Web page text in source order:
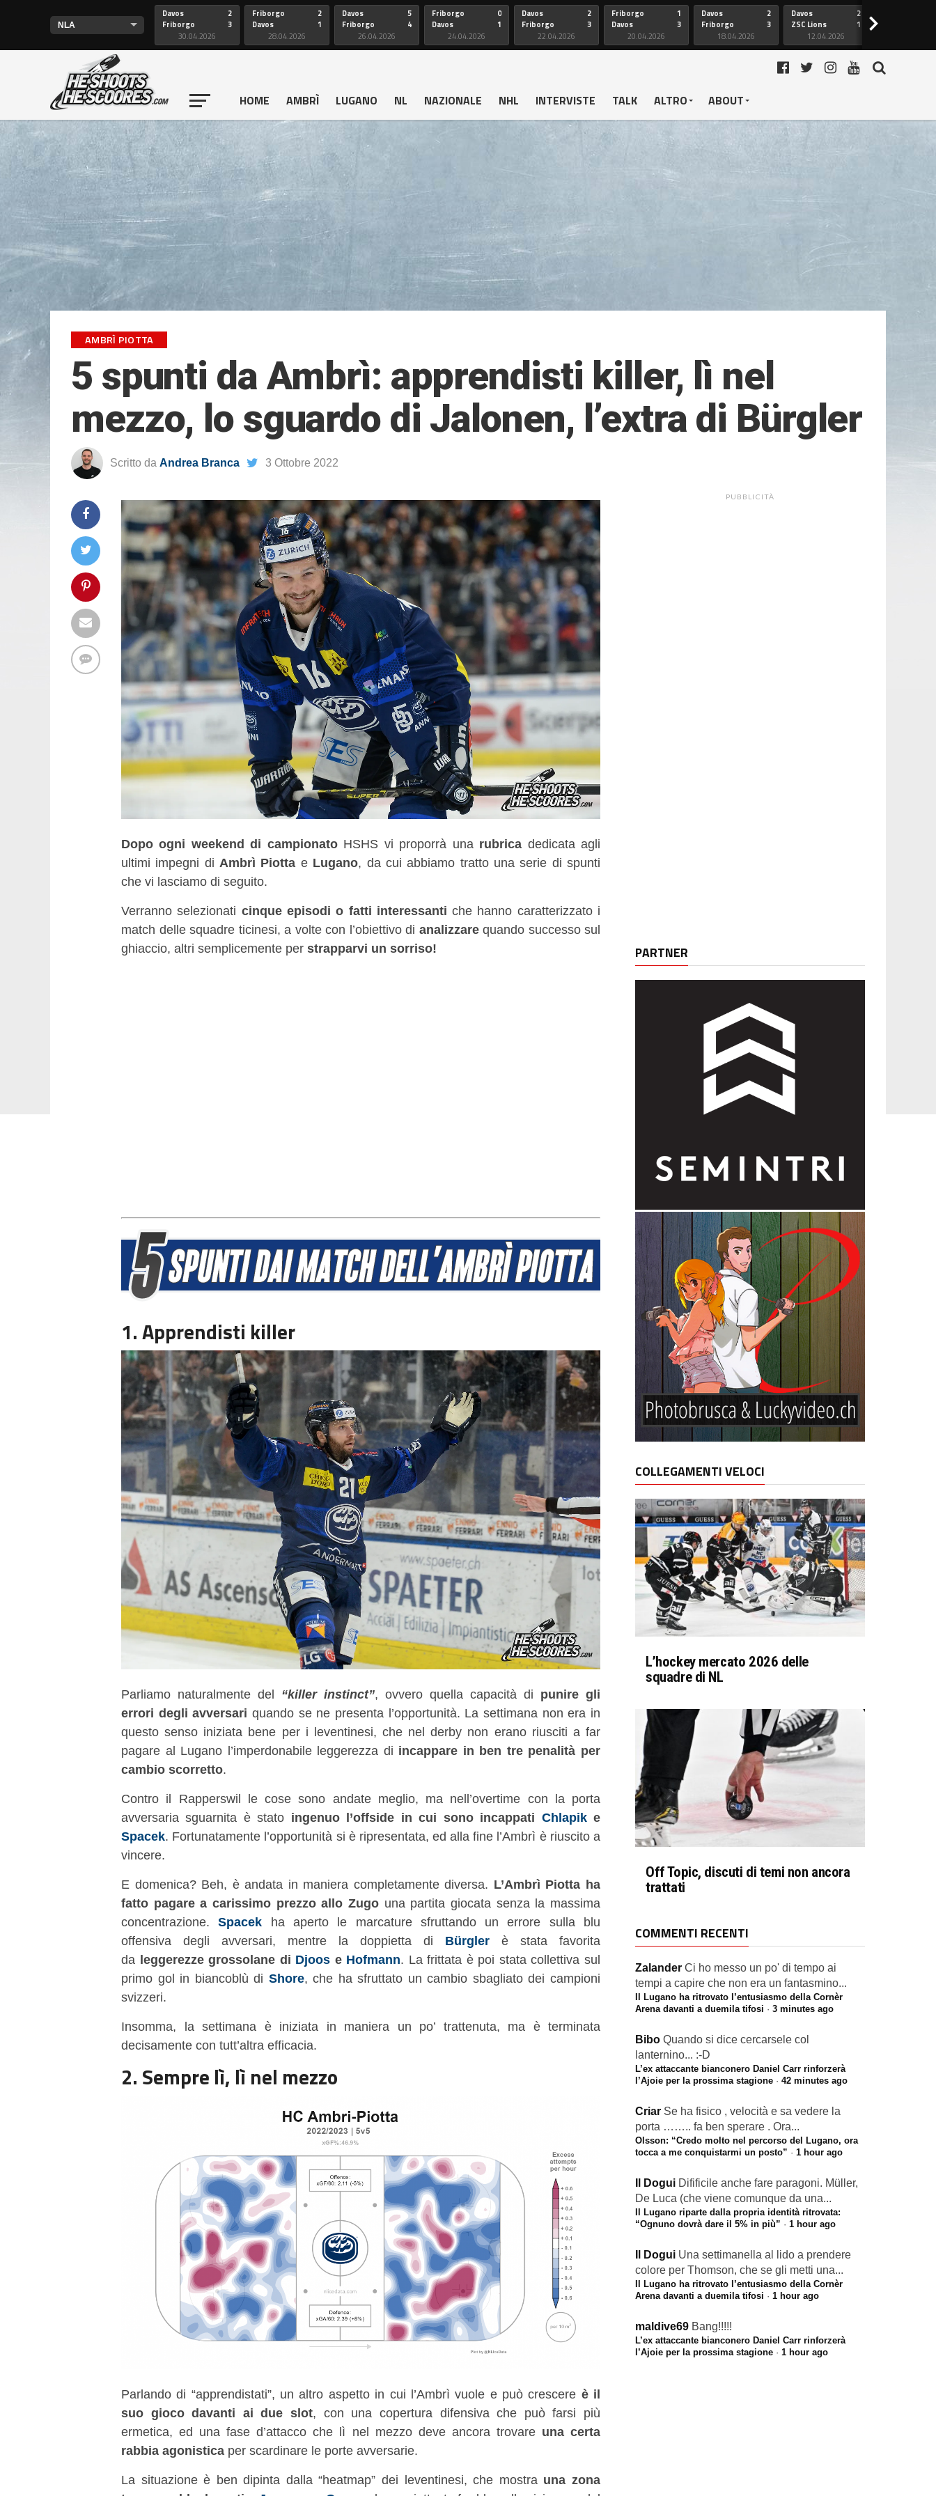
Davos
Friborgo
2
3
30.04.2026
Friborgo
Davos
2
1
28.04.2026
Davos
Friborgo
5
4
26.04.2026
Friborgo
Davos
0
1
24.04.2026
Davos
Friborgo
2
3
22.04.2026
Friborgo
Davos
1
3
20.04.2026
Davos
Friborgo
2
3
18.04.2026
Davos
ZSC Lions
2
1
12.04.2026
>
HOME AMBRÌ LUGANO NL NAZIONALE NHL INTERVISTE TALK ALTRO ABOUT
AMBRÌ PIOTTA
5 spunti da Ambrì: apprendisti killer, lì nel
mezzo, lo sguardo di Jalonen, l’extra di Bürgler
Scritto da Andrea Branca 3 Ottobre 2022
Dopo ogni weekend di campionatoHSHS vi proporrà una rubrica dedicata agli
ultimi impegni di Ambrì Piotta e Lugano, da cui abbiamo tratto una serie di spunti
che vi lasciamo di seguito.
Verranno selezionati cinque episodi o fatti interessanti che hanno caratterizzato i
match delle squadre ticinesi, a volte con l’obiettivo di analizzarequando successo sul
ghiaccio, altri semplicemente per strapparvi un sorriso!
1. Apprendisti killer
Parliamo naturalmente del “killer instinct”, ovvero quella capacità di punire gli
errori degli avversari quando se ne presenta l’opportunità. La settimana non era in
questo senso iniziata bene per i leventinesi, che nel derby non erano riusciti a far
pagare al Lugano l’imperdonabile leggerezza di incappare in ben tre penalità per
cambio scorretto.
Contro il Rapperswil le cose sono andate meglio, ma nell’overtime con la porta
avversaria sguarnita è stato ingenuo l’offside in cui sono incappati Chlapike
Spacek. Fortunatamente l’opportunità si è ripresentata, ed alla fine l’Ambrì è riuscito a
vincere.
E domenica? Beh, è andata in maniera completamente diversa. L’Ambrì Piotta ha
fatto pagare a carissimo prezzo allo Zugo una partita giocata senza la massima
concentrazione.Spacek ha aperto le marcature sfruttando un errore sulla blu
offensiva degli avversari, mentre la doppietta di Bürgler è stata favorita
da leggerezze grossolane di Djoos e Hofmann. La frittata è poi stata collettiva sul
primo gol in biancoblù di Shore, che ha sfruttato un cambio sbagliato dei campioni
svizzeri.
Insomma, la settimana è iniziata in maniera un po’ trattenuta, ma è terminata
decisamente con tutt’altra efficacia.
2. Sempre lì, lì nel mezzo
Parlando di “apprendistati”, un altro aspetto in cui l’Ambrì vuole e può crescere è il
suo gioco davanti ai due slot, con una copertura difensiva che può farsi più
ermetica, ed una fase d’attacco che lì nel mezzo deve ancora trovare una certa
rabbia agonistica per scardinare le porte avversarie.
La situazione è ben dipinta dalla “heatmap” dei leventinesi, che mostra una zona
PUBBLICITÀ
PARTNER
COLLEGAMENTI VELOCI
L’hockey mercato 2026 delle
squadre di NL
Off Topic, discuti di temi non ancora
trattati
COMMENTI RECENTI
Zalander Ci ho messo un po' di tempo ai
tempi a capire che non era un fantasmino...
Il Lugano ha ritrovato l’entusiasmo della Cornèr
Arena davanti a duemila tifosi · 3 minutes ago
Bibo Quando si dice cercarsele col
lanternino... :-D
L’ex attaccante bianconero Daniel Carr rinforzerà
l’Ajoie per la prossima stagione · 42 minutes ago
Criar Se ha fisico , velocità e sa vedere la
porta …….. fa ben sperare . Ora...
Olsson: “Credo molto nel percorso del Lugano, ora
tocca a me conquistarmi un posto” · 1 hour ago
Il Dogui Difificile anche fare paragoni. Müller,
De Luca (che viene comunque da una...
Il Lugano riparte dalla propria identità ritrovata:
“Ognuno dovrà dare il 5% in più” · 1 hour ago
Il Dogui Una settimanella al lido a prendere
colore per Thomson, che se gli metti una...
Il Lugano ha ritrovato l’entusiasmo della Cornèr
Arena davanti a duemila tifosi · 1 hour ago
maldive69 Bang!!!!!
L’ex attaccante bianconero Daniel Carr rinforzerà
l’Ajoie per la prossima stagione · 1 hour ago